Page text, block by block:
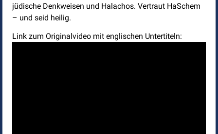
jüdische Denkweisen und Halachos. Vertraut HaSchem
– und seid heilig.
Link zum Originalvideo mit englischen Untertiteln: